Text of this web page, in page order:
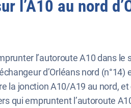
l’A10 au nord
l’autoroute A10 dans le
d’Orléans nord
jonction A10/A19 au nord, et
empruntent l’autoroute